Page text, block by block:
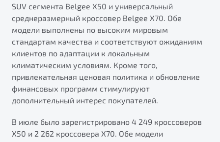
Универсальный кроссовер
от 2 499 990 ₽*
Обзор В наличии
Запись на сервис
Калькулятор ТО
Клиентская поддержка
SUV сегмента Belgee X50 и универсальный
среднеразмерный кроссовер Belgee X70. Обе
модели выполнены по высоким мировым
стандартам качества и соответствуют ожиданиям
клиентов по адаптации к локальным
климатическим условиям. Кроме того,
привлекательная ценовая политика и обновление
финансовых программ стимулируют
дополнительный интерес покупателей.
В июле было зарегистрировано 4 249 кроссоверов
X50 и 2 262 кроссовера X70. Обе модели